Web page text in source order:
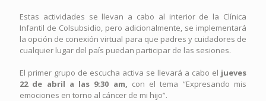
Estas actividades se llevan a cabo al interior de la Clínica
Infantil de Colsubsidio, pero adicionalmente, se implementará
la opción de conexión virtual para que padres y cuidadores de
cualquier lugar del país puedan participar de las sesiones.
El primer grupo de escucha activa se llevará a cabo el jueves
22 de abril a las 9:30 am, con el tema “Expresando mis
emociones en torno al cáncer de mi hijo”.